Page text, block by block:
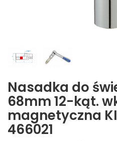
Nasadka do
68mm 12-kąt.
magnetyczna
466021